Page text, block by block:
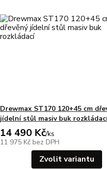
Drewmax ST170 120+45 cm
jídelní stůl masiv buk
14 490 Kč/ks
11 975 Kč bez DPH
Zvolit variantu